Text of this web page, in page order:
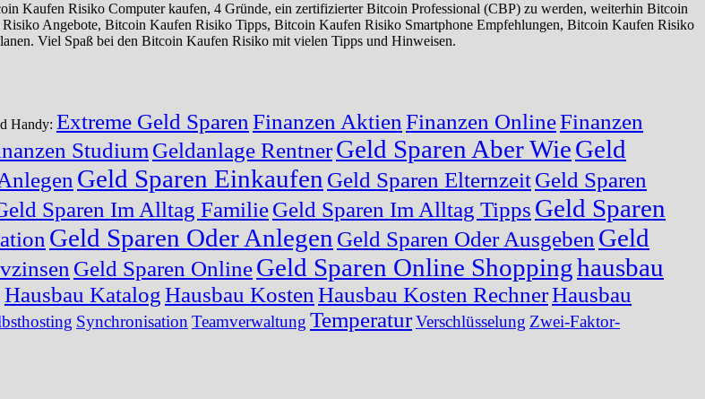
Kaufen Risiko Computer kaufen, 4 Gründe, ein zertifizierter Bitcoin Professional (CBP) zu werden, weiterhin Bitcoin
Angebote, Bitcoin Kaufen Risiko Tipps, Bitcoin Kaufen Risiko Smartphone Empfehlungen, Bitcoin Kaufen Risiko
Viel Spaß bei den Bitcoin Kaufen Risiko mit vielen Tipps und Hinweisen.
Handy: Extreme Geld Sparen Finanzen Aktien Finanzen OnlineFinanzen
Studium Geldanlage RentnerGeld Sparen Aber WieGeld
Geld Sparen Einkaufen Geld Sparen ElternzeitGeld Sparen
Sparen Im Alltag FamilieGeld Sparen Im Alltag Tipps Geld Sparen
Geld Sparen Oder Anlegen Geld Sparen Oder Ausgeben Geld
Geld Sparen OnlineGeld Sparen Online Shoppinghausbau
Hausbau KatalogHausbau Kosten Hausbau Kosten RechnerHausbau
Synchronisation Teamverwaltung TemperaturVerschlüsselung Zwei-Faktor-